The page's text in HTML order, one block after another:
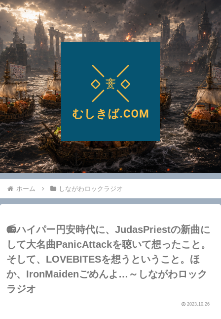
ホーム しながわロックラジオ
📻ハイパー円安時代に、JudasPriestの新曲に
して大名曲PanicAttackを聴いて想ったこと。
そして、LOVEBITESを想うということ。ほ
か、IronMaidenごめんよ…～しながわロック
ラジオ
2023.10.26